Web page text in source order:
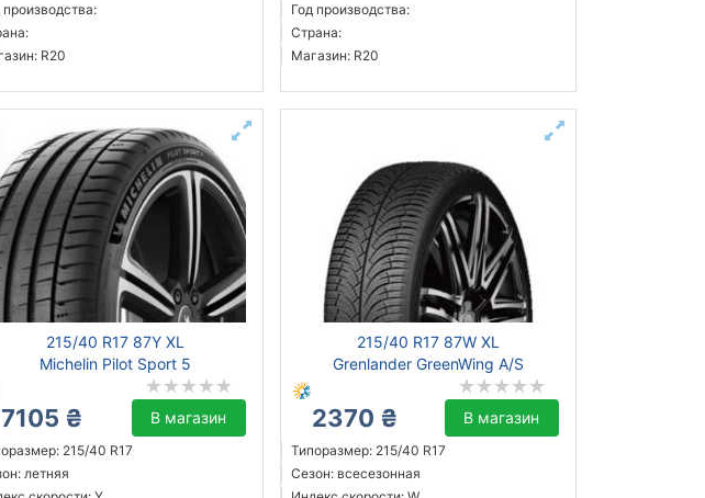
производства:
R20
Год производства:
Страна:
Магазин: R20
215/40 R17 87Y XL
Michelin Pilot Sport 5
7105 ₴ В магазин
215/40 R17
летняя
215/40 R17 87W XL
Grenlander GreenWing A/S
2370 ₴ В магазин
Типоразмер: 215/40 R17
Сезон: всесезонная